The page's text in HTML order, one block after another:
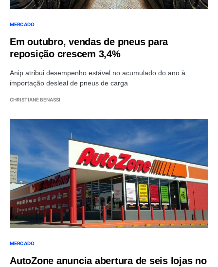
MERCADO
Em outubro, vendas de pneus para
reposição crescem 3,4%
Anip atribui desempenho estável no acumulado do ano à
importação desleal de pneus de carga
CHRISTIANE BENASSI
MERCADO
AutoZone anuncia abertura de seis lojas no